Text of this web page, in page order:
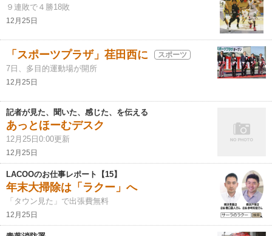
９連敗で４勝18敗
12月25日
「スポーツプラザ」荏田西に スポーツ
7日、多目的運動場が開所
12月25日
記者が見た、聞いた、感じた、を伝える
あっとほーむデスク
12月25日0:00更新
12月25日
LACOOのお仕事レポート【15】
年末大掃除は「ラクー」へ
「タウン見た」で出張費無料
12月25日